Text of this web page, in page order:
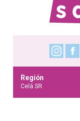
Región
Celá SR